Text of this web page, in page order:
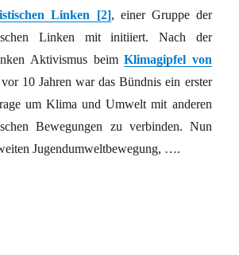
Linken [2], einer Gruppe der
Linken mit initiiert. Nach der
Aktivismus beimKlimagipfel von
10 Jahren war das Bündnis ein erster
um Klima und Umwelt mit anderen
Bewegungen zu verbinden. Nun
Jugendumweltbewegung, ….
Klimabewegung?“